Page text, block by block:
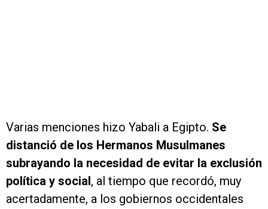
Varias menciones hizo Yabali a Egipto. Se
distanció de los Hermanos Musulmanes
subrayando la necesidad de evitar la exclusión
política y social, al tiempo que recordó, muy
acertadamente, a los gobiernos occidentales